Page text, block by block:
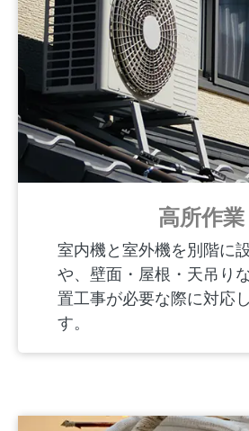
高所作業
室内機と室外機を別階に
や、壁面・屋根・天吊り
置工事が必要な際に対応
す。